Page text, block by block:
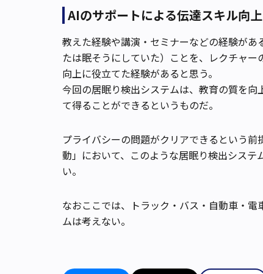
AIのサポートによる伝達スキル向上
教えた経験や講演・セミナーなどの経験が
たは眠そうにしていた）ことを、レクチャ
向上に役立てた経験があると思う。
今回の居眠り検出システムは、教育の質を
て得ることができるというものだ。
プライバシーの問題がクリアできるという
動」において、このような居眠り検出シス
い。
なおここでは、トラック・バス・自動車・
ムは考えない。